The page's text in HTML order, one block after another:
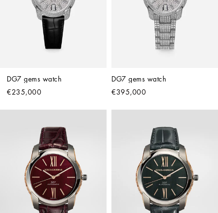
DG7 gems watch
€235,000
DG7 gems watch
€395,000